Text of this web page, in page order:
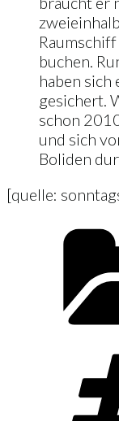
buchen.
haben sich
ge­sichert.
schon
und sich
Boliden
[quelle: